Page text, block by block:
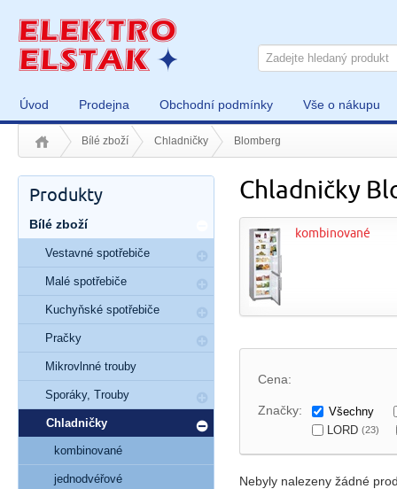
Úvod Prodejna Obchodní podmínky Vše o nákupu
Bílé zboží Chladničky Blomberg
Chladničky
kombinované
Cena:
Značky:
Všechny
LORD (23)
Nebyly nalezeny žádné
Produkty
Bílé zboží
Vestavné spotřebiče
Malé spotřebiče
Kuchyňské spotřebiče
Pračky
Mikrovlnné trouby
Sporáky, Trouby
Chladničky
kombinované
jednodvéřové